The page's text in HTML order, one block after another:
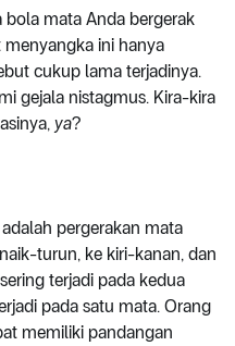
mata Anda bergerak
ini hanya
cukup lama terjadinya.
gejala nistagmus. Kira-kira
ya?
pergerakan mata
turun, ke kiri-kanan, dan
terjadi pada kedua
pada satu mata. Orang
memiliki pandangan